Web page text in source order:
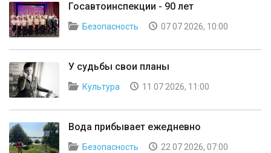
Госавтоинспекции - 90 лет
Безопасность 07 07 2026, 10:00
У судьбы свои планы
Культура 11 07 2026, 11:00
Вода прибывает ежедневно
Безопасность 22 07 2026, 07:00